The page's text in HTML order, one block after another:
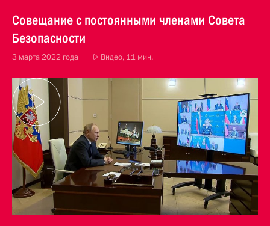
Совещание с постоянными членами Совета
Безопасности
3 марта 2022 года Видео, 11 мин.